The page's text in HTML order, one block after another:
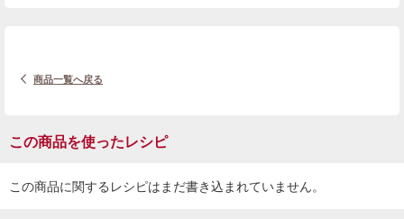
商品一覧へ戻る
この商品を使ったレシピ
この商品に関するレシピはまだ書き込まれていません。